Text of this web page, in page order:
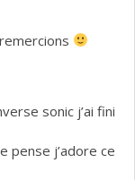
sonic j’ai fini
pense j’adore ce